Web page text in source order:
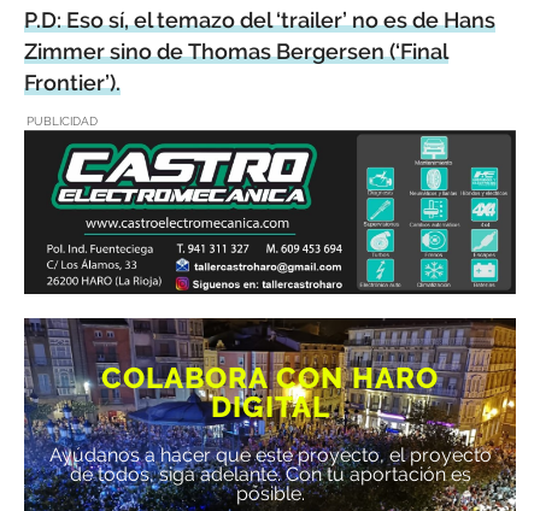
P.D: Eso sí, el temazo del ‘trailer’ no es de Hans
Zimmer sino de Thomas Bergersen (‘Final
Frontier’).
PUBLICIDAD
COLABORA CON HARO
DIGITAL
Ayúdanos a hacer que este proyecto, el proyecto
de todos, siga adelante. Con tu aportación es
posible.